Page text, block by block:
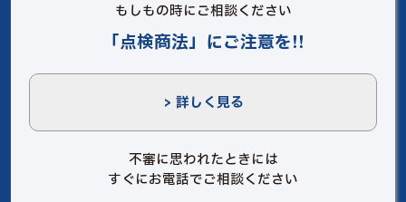
もしもの時にご相談ください
「点検商法」にご注意を!!
> 詳しく見る
不審に思われたときには
すぐにお電話でご相談ください